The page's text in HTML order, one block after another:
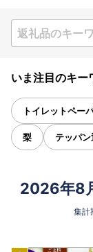
いま注目のキー
トイレットペー
梨 テッパ
2026年8
集計